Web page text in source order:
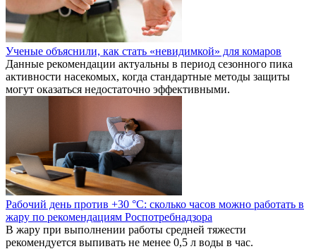
Ученые объяснили, как стать «невидимкой» для комаров
Данные рекомендации актуальны в период сезонного пика
активности насекомых, когда стандартные методы защиты
могут оказаться недостаточно эффективными.
Рабочий день против +30 °C: сколько часов можно работать в
жару по рекомендациям Роспотребнадзора
В жару при выполнении работы средней тяжести
рекомендуется выпивать не менее 0,5 л воды в час.